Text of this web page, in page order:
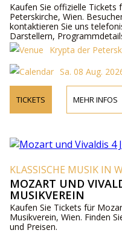
Kaufen Sie offizielle Tickets
Peterskirche, Wien.
kontaktieren Sie uns
Darstellern,
Krypta der
Sa. 08 Aug.
TICKETS MEHR INFOS
KLASSISCHE MUSIK IN
MOZART UND
MUSIKVEREIN
Kaufen Sie Tickets für
Musikverein, Wien. Finden
und Preisen.